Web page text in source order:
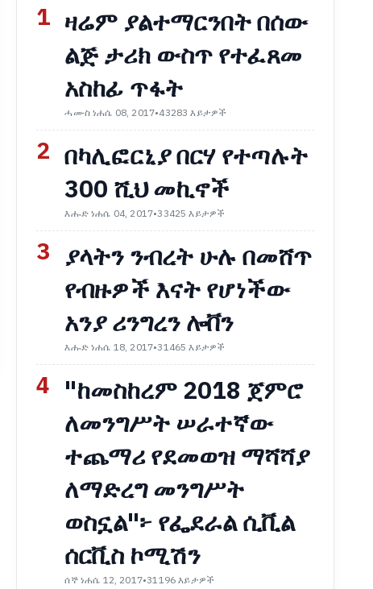
1 ዛሬም ያልተማርንበት በሰው
ልጅ ታሪክ ውስጥ የተፈጸመ
አስከፊ ጥፋት
ሓሙስ ነሐሴ 08, 2017•43283 እይታዎች
2 በካሊፎርኒያ በርሃ የተጣሉት
300 ሺህ መኪኖች
እሑድ ነሐሴ 04, 2017•33425 እይታዎች
3 ያላትን ንብረት ሁሉ በመሸጥ
የብዙዎች እናት የሆነችው
አንያ ሪንግረን ሎቨን
እሑድ ነሐሴ 18, 2017•31465 እይታዎች
4 "ከመስከረም 2018 ጀምሮ
ለመንግሥት ሠራተኛው
ተጨማሪ የደመወዝ ማሻሻያ
ለማድረግ መንግሥት
ወስኗል"፦ የፌደራል ሲቪል
ሰርቪስ ኮሚሽን
ሰኞ ነሐሴ 12, 2017•31196 እይታዎች